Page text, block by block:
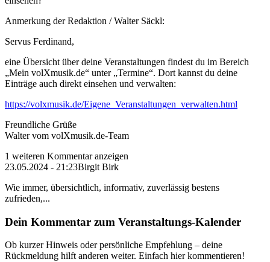
Anmerkung der Redaktion /Walter Säckl:
Servus Ferdinand,
eine Übersicht über deine Veranstaltungen findest du im Bereich
„Mein volXmusik.de“ unter „Termine“. Dort kannst du deine
Einträge auch direkt einsehen und verwalten:
https://volxmusik.de/Eigene_Veranstaltungen_verwalten.html
Freundliche Grüße
Walter vom volXmusik.de-Team
1 weiteren Kommentar anzeigen
23.05.2024 - 21:23Birgit Birk
Wie immer, übersichtlich, informativ, zuverlässig bestens
zufrieden,...
Dein Kommentar zum Veranstaltungs-Kalender
Ob kurzer Hinweis oder persönliche Empfehlung – deine
Rückmeldung hilft anderen weiter. Einfach hier kommentieren!